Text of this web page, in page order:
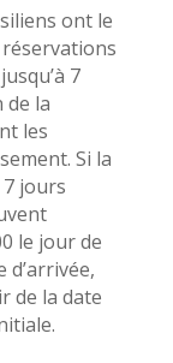
ont le
7
de la
les
Si la
jours
le jour de
d’arrivée,
de la date